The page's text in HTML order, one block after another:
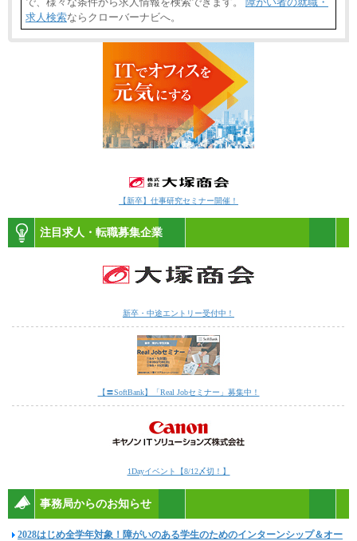
求人検索ならクローバーナビへ。
【新卒】仕事研究セミナー開催！
注目求人・転職募集企業
新卒・中途エントリー受付中！
【〓SoftBank】「Real Jobセミナー」募集中！
1Dayイベント【8/12〆切！】
事務局からのお知らせ
2028はじめ全学年対象！障がいのある学生のためのインターンシップ＆オー